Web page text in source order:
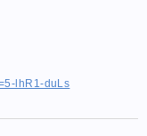
lhR1-duLs